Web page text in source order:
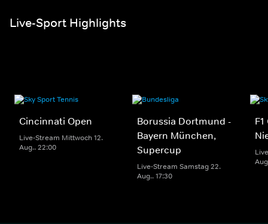
Live-Sport Highlights
Cincinnati Open
Live-Stream Mittwoch 12.
Aug.. 22:00
Borussia Dortmund -
Bayern München,
Supercup
Live-Stream Samstag 22.
Aug.. 17:30